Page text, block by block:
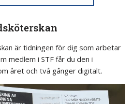
är tidningen för dig som arbetar
medlem i STF får du den i
året och två gånger digitalt.